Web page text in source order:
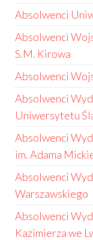
Absolwenci
Absolwenci
S.M. Kirowa
Absolwenci
Absolwenci
Uniwersytetu
Absolwenci
im. Adama
Absolwenci
Warszawskiego
Absolwenci
Kazimierza we